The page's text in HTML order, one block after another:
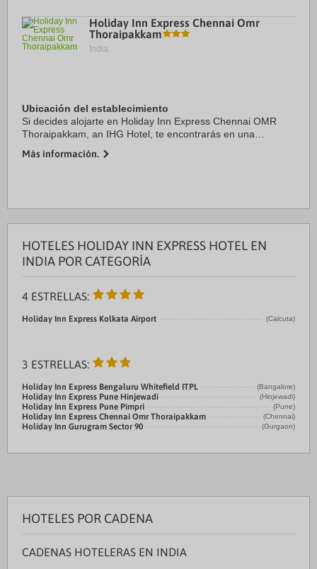
Holiday Inn Express Chennai Omr
Thoraipakkam
India.
Ubicación del establecimiento
Si decides alojarte en Holiday Inn Express Chennai OMR
Thoraipakkam, an IHG Hotel, te encontrarás en una
en coche de Apollo Speciality Hospital ...
Más información.
HOTELES HOLIDAY INN EXPRESS HOTEL EN
INDIA POR CATEGORÍA
4 ESTRELLAS:
Holiday Inn Express Kolkata Airport (Calcuta)
3 ESTRELLAS:
Holiday Inn Express Bengaluru Whitefield ITPL (Bangalore)
Holiday Inn Express Pune Hinjewadi (Hinjewadi)
Holiday Inn Express Pune Pimpri (Pune)
Holiday Inn Express Chennai Omr Thoraipakkam (Chennai)
Holiday Inn Gurugram Sector 90 (Gurgaon)
HOTELES POR CADENA
CADENAS HOTELERAS EN INDIA